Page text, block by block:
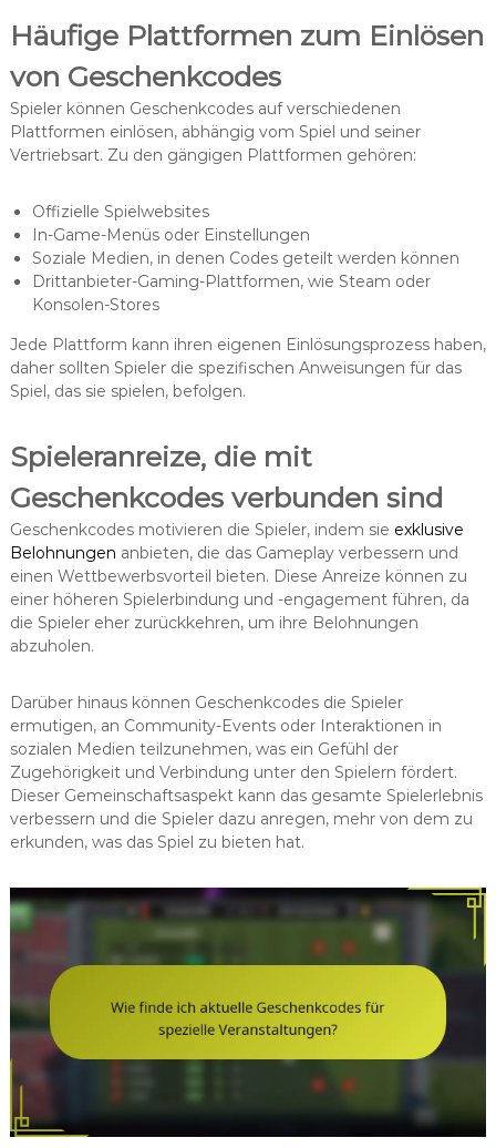
Häufige Plattformen zum Einlösen
von Geschenkcodes
Spieler können Geschenkcodes auf verschiedenen
Plattformen einlösen, abhängig vom Spiel und seiner
Vertriebsart. Zu den gängigen Plattformen gehören:
Offizielle Spielwebsites
In-Game-Menüs oder Einstellungen
Soziale Medien, in denen Codes geteilt werden können
Drittanbieter-Gaming-Plattformen, wie Steam oder
Konsolen-Stores
Jede Plattform kann ihren eigenen Einlösungsprozess haben,
daher sollten Spieler die spezifischen Anweisungen für das
Spiel, das sie spielen, befolgen.
Spieleranreize, die mit
Geschenkcodes verbunden sind
Geschenkcodes motivieren die Spieler, indem sie exklusive
Belohnungen anbieten, die das Gameplay verbessern und
einen Wettbewerbsvorteil bieten. Diese Anreize können zu
einer höheren Spielerbindung und -engagement führen, da
die Spieler eher zurückkehren, um ihre Belohnungen
abzuholen.
Darüber hinaus können Geschenkcodes die Spieler
ermutigen, an Community-Events oder Interaktionen in
sozialen Medien teilzunehmen, was ein Gefühl der
Zugehörigkeit und Verbindung unter den Spielern fördert.
Dieser Gemeinschaftsaspekt kann das gesamte Spielerlebnis
verbessern und die Spieler dazu anregen, mehr von dem zu
erkunden, was das Spiel zu bieten hat.